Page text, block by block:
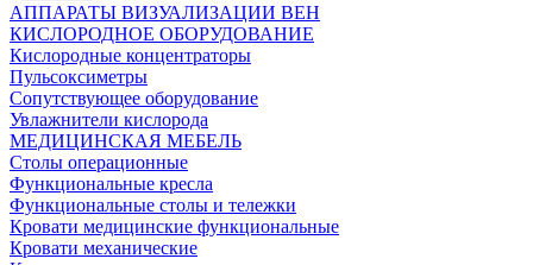
АППАРАТЫ ВИЗУАЛИЗАЦИИ ВЕН
КИСЛОРОДНОЕ ОБОРУДОВАНИЕ
Кислородные концентраторы
Пульсоксиметры
Сопутствующее оборудование
Увлажнители кислорода
МЕДИЦИНСКАЯ МЕБЕЛЬ
Столы операционные
Функциональные кресла
Функциональные столы и тележки
Кровати медицинские функциональные
Кровати механические